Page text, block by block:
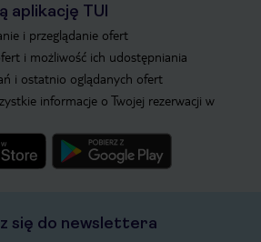
aplikację TUI
i przeglądanie ofert
i możliwość ich udostępniania
i ostatnio oglądanych ofert
informacje o Twojej rezerwacji w
się do newslettera